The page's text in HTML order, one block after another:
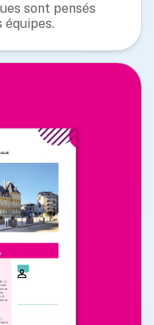
sont pensés
équipes.